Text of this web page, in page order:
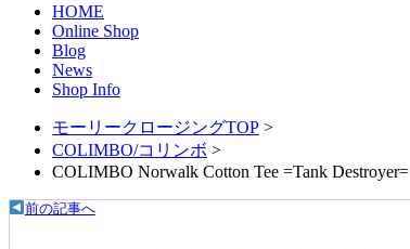
HOME
Online Shop
Blog
News
Shop Info
モーリークロージングTOP >
COLIMBO/コリンボ >
COLIMBO Norwalk Cotton Tee =Tank Destroyer=
前の記事へ